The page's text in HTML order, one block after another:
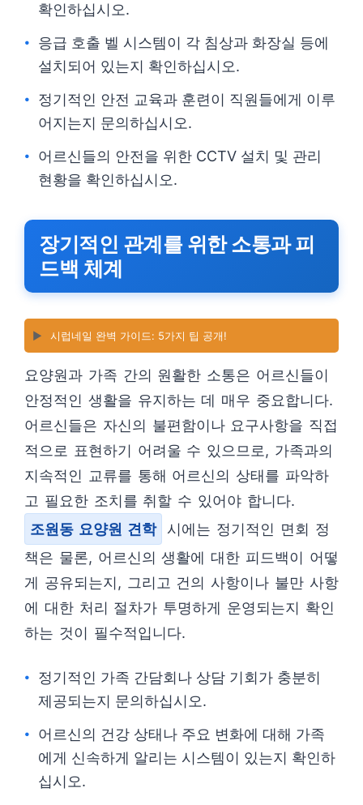
확인하십시오.
응급 호출 벨 시스템이 각 침상과 화장실 등에
설치되어 있는지 확인하십시오.
정기적인 안전 교육과 훈련이 직원들에게 이루
어지는지 문의하십시오.
어르신들의 안전을 위한 CCTV 설치 및 관리
현황을 확인하십시오.
장기적인 관계를 위한 소통과 피
드백 체계
▶️ 시럽네일 완벽 가이드: 5가지 팁 공개!
요양원과 가족 간의 원활한 소통은 어르신들이
안정적인 생활을 유지하는 데 매우 중요합니다.
어르신들은 자신의 불편함이나 요구사항을 직접
적으로 표현하기 어려울 수 있으므로, 가족과의
지속적인 교류를 통해 어르신의 상태를 파악하
고 필요한 조치를 취할 수 있어야 합니다.
조원동 요양원 견학
시에는 정기적인 면회 정
책은 물론, 어르신의 생활에 대한 피드백이 어떻
게 공유되는지, 그리고 건의 사항이나 불만 사항
에 대한 처리 절차가 투명하게 운영되는지 확인
하는 것이 필수적입니다.
정기적인 가족 간담회나 상담 기회가 충분히
제공되는지 문의하십시오.
어르신의 건강 상태나 주요 변화에 대해 가족
에게 신속하게 알리는 시스템이 있는지 확인하
십시오.